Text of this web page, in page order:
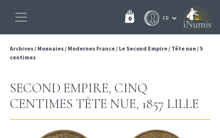
0
Archives/ Monnaies/ Modernes France/ Le Second Empire/ Tête nue/5
centimes
SECOND EMPIRE, CINQ
CENTIMES TÊTE NUE, 1857 LILLE